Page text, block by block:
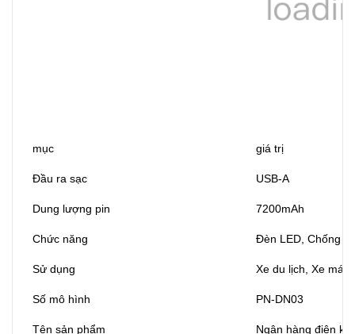
mục giá trị
Đầu ra sạc USB-A
Dung lượng pin 7200mAh
Chức năng Đèn LED, Chống
Sử dụng Xe du lịch, Xe
Số mô hình PN-DN03
Tên sản phẩm Ngân hàng điện